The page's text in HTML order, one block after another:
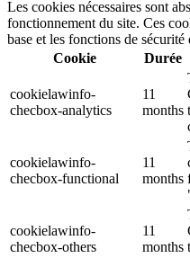
Les cookies nécessaires sont
fonctionnement du site. Ces
base et les fonctions de
Cookie
Durée
cookielawinfo-
checbox-analytics
11
months
cookielawinfo-
checbox-functional
11
months
cookielawinfo-
checbox-others
11
months